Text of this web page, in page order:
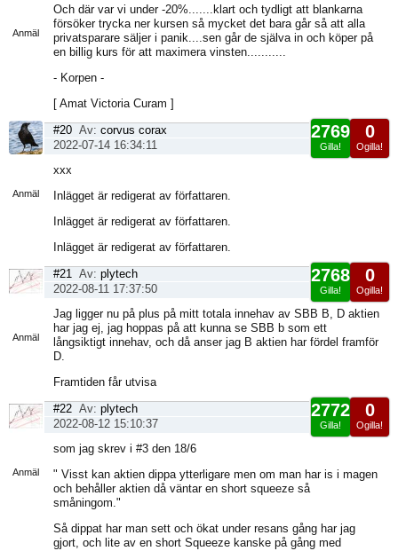
Anmäl
Och där var vi under -20%.......klart och tydligt att blankarna
försöker trycka ner kursen så mycket det bara går så att alla
privatsparare säljer i panik....sen går de själva in och köper på
en billig kurs för att maximera vinsten...........
- Korpen -
[ Amat Victoria Curam ]
Anmäl
0
Ogilla!
2769
Gilla!
#20 Av: corvus corax
2022-07-14 16:34:11
xxx
Inlägget är redigerat av författaren.
Inlägget är redigerat av författaren.
Inlägget är redigerat av författaren.
Anmäl
0
Ogilla!
2768
Gilla!
#21 Av: plytech
2022-08-11 17:37:50
Jag ligger nu på plus på mitt totala innehav av SBB B, D aktien
har jag ej, jag hoppas på att kunna se SBB b som ett
långsiktigt innehav, och då anser jag B aktien har fördel framför
D.
Framtiden får utvisa
Anmäl
0
Ogilla!
2772
Gilla!
#22 Av: plytech
2022-08-12 15:10:37
som jag skrev i #3 den 18/6
" Visst kan aktien dippa ytterligare men om man har is i magen
och behåller aktien då väntar en short squeeze så
småningom."
Så dippat har man sett och ökat under resans gång har jag
gjort, och lite av en short Squeeze kanske på gång med